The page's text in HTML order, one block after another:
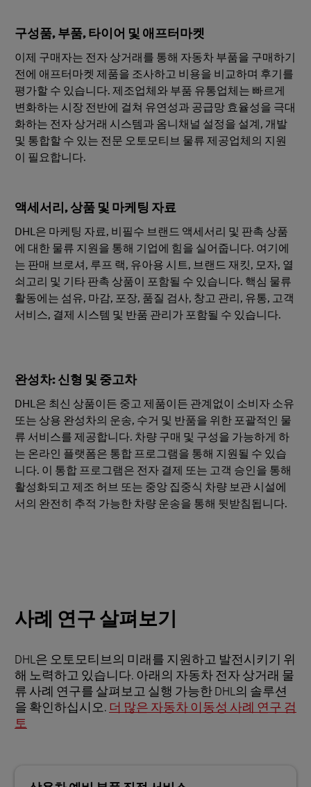
구성품, 부품, 타이어 및 애프터마켓
이제 구매자는 전자 상거래를 통해 자동차 부품을 구매하기
전에 애프터마켓 제품을 조사하고 비용을 비교하며 후기를
평가할 수 있습니다. 제조업체와 부품 유통업체는 빠르게
변화하는 시장 전반에 걸쳐 유연성과 공급망 효율성을 극대
화하는 전자 상거래 시스템과 옴니채널 설정을 설계, 개발
및 통합할 수 있는 전문 오토모티브 물류 제공업체의 지원
이 필요합니다.
액세서리, 상품 및 마케팅 자료
DHL은 마케팅 자료, 비필수 브랜드 액세서리 및 판촉 상품
에 대한 물류 지원을 통해 기업에 힘을 실어줍니다. 여기에
는 판매 브로셔, 루프 랙, 유아용 시트, 브랜드 재킷, 모자, 열
쇠고리 및 기타 판촉 상품이 포함될 수 있습니다. 핵심 물류
활동에는 섬유, 마감, 포장, 품질 검사, 창고 관리, 유통, 고객
서비스, 결제 시스템 및 반품 관리가 포함될 수 있습니다.
완성차: 신형 및 중고차
DHL은 최신 상품이든 중고 제품이든 관계없이 소비자 소유
또는 상용 완성차의 운송, 수거 및 반품을 위한 포괄적인 물
류 서비스를 제공합니다. 차량 구매 및 구성을 가능하게 하
는 온라인 플랫폼은 통합 프로그램을 통해 지원될 수 있습
니다. 이 통합 프로그램은 전자 결제 또는 고객 승인을 통해
활성화되고 제조 허브 또는 중앙 집중식 차량 보관 시설에
서의 완전히 추적 가능한 차량 운송을 통해 뒷받침됩니다.
사례 연구 살펴보기
DHL은 오토모티브의 미래를 지원하고 발전시키기 위
해 노력하고 있습니다. 아래의 자동차 전자 상거래 물
류 사례 연구를 살펴보고 실행 가능한 DHL의 솔루션
을 확인하십시오. 더 많은 자동차 이동성 사례 연구 검
토